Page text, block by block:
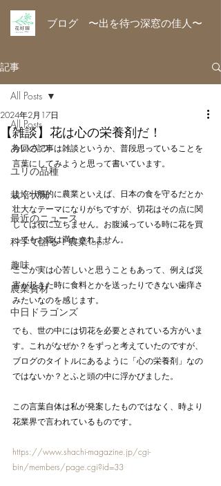
ブログ 〜出を待つ深窓の佳人〜
記事
All Posts
あいさつ
ユリの品種
栽培状況
最近のニュース
科学で語る！農業Topic
趣味
農業資材
中日ドラゴンズ
All Posts
【雑談】花は心の栄養剤だ！
2024年2月17日
今回の記事は雑談というか、普段思っていることを
言葉にしてみようと思って書いています。
よく一般的に農業といえば、日本の食を守るだとか
壮大なテーマになりがちですが、切花はその点に関
しては役に立ちません。お腹減っている時に花を買
ってもお腹は満たされません。
ここが実は心苦しいと思うこともあって、例えば災
害が起きた時に食料とかを送ったりできない歯痒さ
みたいなのを感じます。
でも、世の中には切花を必要とされている方がいま
す。これがなぜか？をずっと考えていたのですが、
ブログのタイトルにあるように「心の栄養剤」なの
ではないか？とふと頭の中に浮かびました。
この言葉自体は私が発案したものではなく、時より
花業界で言われているものです。
https://www.shachi-magazine.jp/cgi-
bin/members/page.cgi?id=33